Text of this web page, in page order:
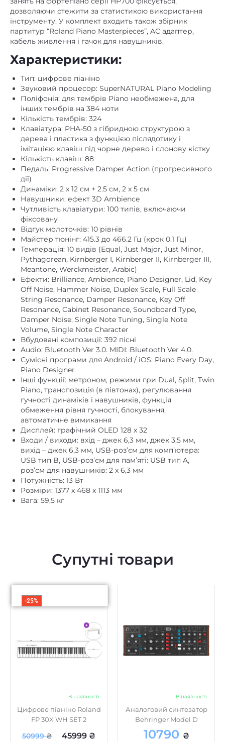
дозволяючи стежити за статистикою використання
інструменту. У комплект входить також збірник
партитур “Roland Piano Masterpieces”, AC адаптер,
кабель живлення і гачок для навушників.
Характеристики:
Тип: цифрове піаніно
Звуковий процесор: SuperNATURAL Piano Modeling
Поліфонія: для тембрів Piano необмежена, для
інших тембрів на 384 ноти
Кількість тембрів: 324
Клавіатура: PHA-50 з гібридною структурою з
дерева і пластика з функцією післядотику і
імітацією клавіш під чорне дерево і слонову кістку
Кількість клавіш: 88
Педаль: Progressive Damper Action (прогресивного
дії)
Динаміки: 2 x 12 см + 2.5 см, 2 x 5 см
Навушники: ефект 3D Ambience
Чутливість клавіатури: 100 типів, включаючи
фіксовану
Відгук молоточків: 10 рівнів
Майстер тюнінг: 415.3 до 466.2 Гц (крок 0.1 Гц)
Темперація: 10 видів (Equal, Just Major, Just Minor,
Pythagorean, Kirnberger I, Kirnberger II, Kirnberger III,
Meantone, Werckmeister, Arabic)
Ефекти: Brilliance, Ambience, Piano Designer, Lid, Key
Off Noise, Hammer Noise, Duplex Scale, Full Scale
String Resonance, Damper Resonance, Key Off
Resonance, Cabinet Resonance, Soundboard Type,
Damper Noise, Single Note Tuning, Single Note
Volume, Single Note Character
Вбудовані композиції: 392 пісні
Audio: Bluetooth Ver 3.0. MIDI: Bluetooth Ver 4.0.
Сумісні програми для Android / iOS: Piano Every Day,
Piano Designer
Інші функції: метроном, режими гри Dual, Split, Twin
Piano, транспозиція (в півтонах), регулювання
гучності динаміків і навушників, функція
обмеження рівня гучності, блокування,
автоматичне вимикання
Дисплей: графічний OLED 128 x 32
Входи / виходи: вхід – джек 6,3 мм, джек 3,5 мм,
вихід – джек 6,3 мм, USB-роз’єм для комп’ютера:
USB тип B, USB-роз’єм для пам’яті: USB тип A,
роз’єм для навушників: 2 x 6,3 мм
Потужність: 13 Вт
Розміри: 1377 x 468 x 1113 мм
Вага: 59,5 кг
Супутні товари
-25%
В наявності
Цифрове піаніно Roland
FP 30X WH SET 2
50999₴ 45999 ₴
В наявності
Аналоговий синтезатор
Behringer Model D
10790 ₴